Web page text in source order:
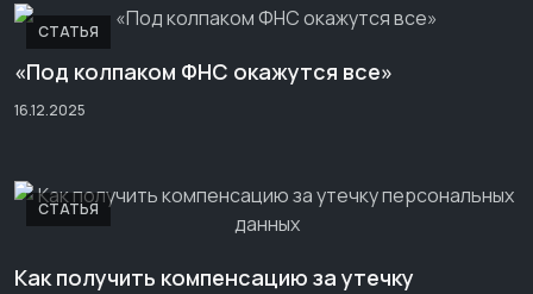
СТАТЬЯ
«Под колпаком ФНС окажутся все»
16.12.2025
СТАТЬЯ
Как получить компенсацию за утечку